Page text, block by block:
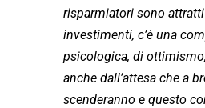
risparmiatori sono
investimenti, c’è una
psicologica, di
anche dall’attesa che a
scenderanno e questo